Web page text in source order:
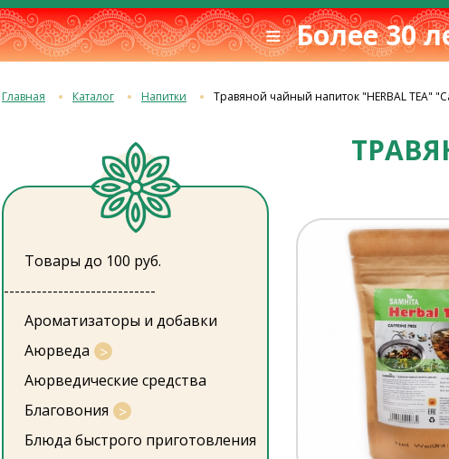
≡ Более 30
Главная Каталог Напитки Травяной чайный напиток "HERBAL TEA"
Товары до 100 руб.
----------------------------
Ароматизаторы и добавки
Аюрведа
Аюрведические средства
Благовония
Блюда быстрого приготовления